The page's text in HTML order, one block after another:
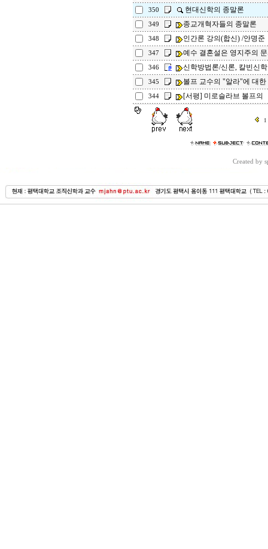
350 현대신학의 종말론
349 종교개혁자들의 종말론
348 인간론 강의(합신) /안명준
347 예수 결혼설은 영지주의
346 신학방법론/신론, 칼빈신
345 볼프 교수의 "알라"에 대
344 [서평] 미로슬라브 볼프의
1
Created by